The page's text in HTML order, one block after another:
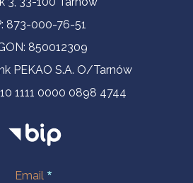
873-000-76-51
850012309
PEKAO S.A. O/Tarnów
1111 0000 0898 4744
Email